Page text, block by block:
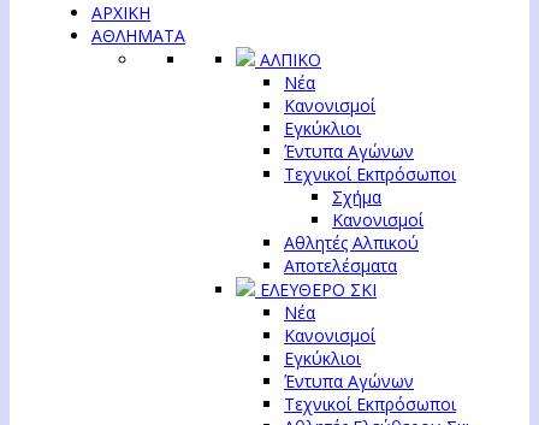
ΑΡΧΙΚΗ
ΑΘΛΗΜΑΤΑ
ΑΛΠΙΚΟ
Νέα
Κανονισμοί
Εγκύκλιοι
Έντυπα Αγώνων
Τεχνικοί Εκπρόσωποι
Σχήμα
Κανονισμοί
Αθλητές Αλπικού
Αποτελέσματα
ΕΛΕΥΘΕΡΟ ΣΚΙ
Νέα
Κανονισμοί
Εγκύκλιοι
Έντυπα Αγώνων
Τεχνικοί Εκπρόσωποι